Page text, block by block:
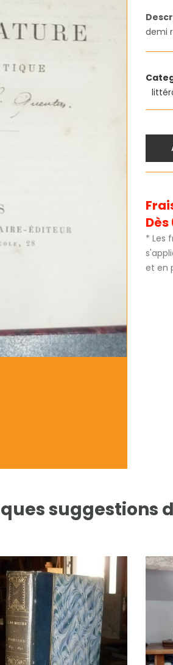
demi
* Les
et en
suggestions